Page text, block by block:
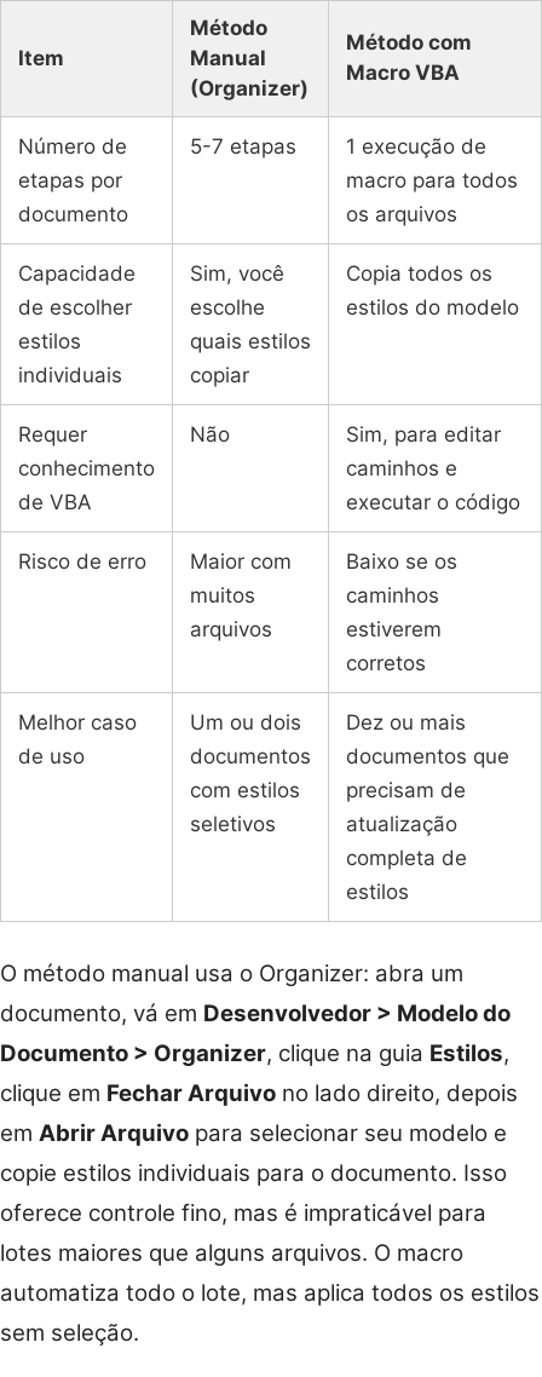
Item
Método
Manual
(Organizer)
Método com
Macro VBA
Número de
etapas por
documento
5-7 etapas
1 execução de
macro para todos
os arquivos
Capacidade
de escolher
estilos
individuais
Sim, você
escolhe
quais estilos
copiar
Copia todos os
estilos do modelo
Requer
conhecimento
de VBA
Não
Sim, para editar
caminhos e
executar o código
Risco de erro
Maior com
muitos
arquivos
Baixo se os
caminhos
estiverem
corretos
Melhor caso
de uso
Um ou dois
documentos
com estilos
seletivos
Dez ou mais
documentos que
precisam de
atualização
completa de
estilos
O método manual usa o Organizer: abra um
documento, vá em Desenvolvedor > Modelo do
Documento > Organizer, clique na guia Estilos,
clique em Fechar Arquivo no lado direito, depois
em Abrir Arquivo para selecionar seu modelo e
copie estilos individuais para o documento. Isso
oferece controle fino, mas é impraticável para
lotes maiores que alguns arquivos. O macro
automatiza todo o lote, mas aplica todos os estilos
sem seleção.